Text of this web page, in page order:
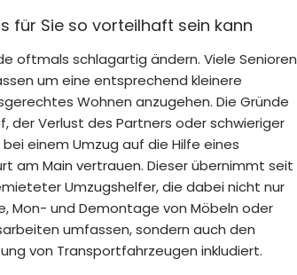
für Sie so vorteilhaft sein kann
oftmals schlagartig ändern. Viele Senioren
um eine entsprechend kleinere
Wohnen anzugehen. Die Gründe
der Verlust des Partners oder schwieriger
einem Umzug auf die Hilfe eines
am Main vertrauen. Dieser übernimmt seit
Umzugshelfer, die dabei nicht nur
Mon- und Demontage von Möbeln oder
umfassen, sondern auch den
von Transportfahrzeugen inkludiert.